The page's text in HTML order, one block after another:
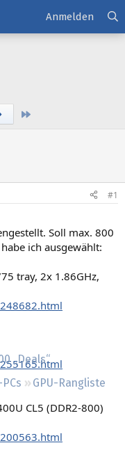
„Deals“
GPU-Rangliste
Anmelden
#1
Soll max. 800
ich ausgewählt:
tray, 2x 1.86GHz,
CL5 (DDR2-800)